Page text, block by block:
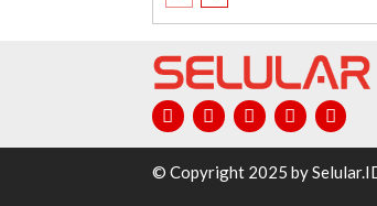
© Copyright 2025 by